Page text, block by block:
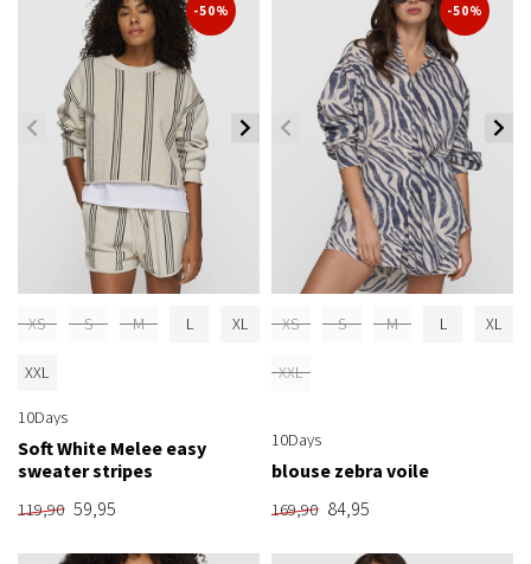
-50%
XS S M L XL
XXL
10Days
Soft White Melee easy
sweater stripes
119,90 59,95
-50%
XS S M L XL
XXL
10Days
blouse zebra voile
169,90 84,95